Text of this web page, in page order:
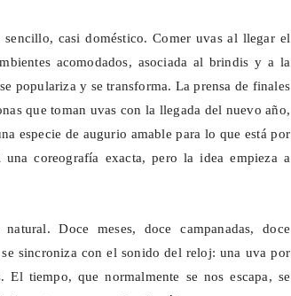
casi doméstico. Comer uvas al llegar el
acomodados, asociada al brindis y a la
se populariza y se transforma. La prensa de finales
que toman uvas con la llegada del nuevo año,
especie de augurio amable para lo que está por
coreografía exacta, pero la idea empieza a
Doce meses, doce campanadas, doce
sincroniza con el sonido del reloj: una uva por
El tiempo, que normalmente se nos escapa, se